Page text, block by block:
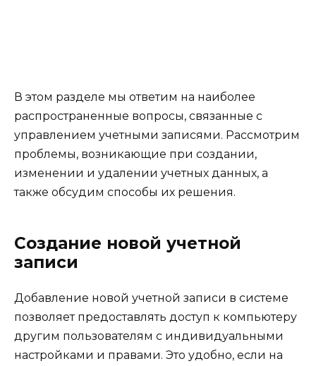
В этом разделе мы ответим на наиболее
распространенные вопросы, связанные с
управлением учетными записями. Рассмотрим
проблемы, возникающие при создании,
изменении и удалении учетных данных, а
также обсудим способы их решения.
Создание новой учетной
записи
Добавление новой учетной записи в системе
позволяет предоставлять доступ к компьютеру
другим пользователям с индивидуальными
настройками и правами. Это удобно, если на